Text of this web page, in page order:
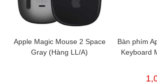
Apple Magic Mouse 2 Space
Gray (Hàng LL/A)
Bàn phím
Keyboard